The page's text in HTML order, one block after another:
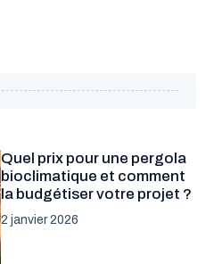
Quel prix pour une pergola
bioclimatique et comment
la budgétiser votre projet ?
2 janvier 2026